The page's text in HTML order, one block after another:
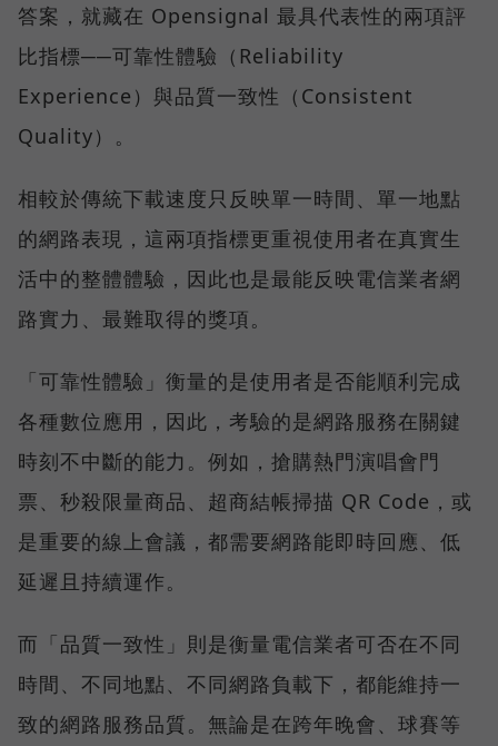
答案，就藏在 Opensignal 最具代表性的兩項評
比指標──可靠性體驗（Reliability
Experience）與品質一致性（Consistent
Quality）。
相較於傳統下載速度只反映單一時間、單一地點
的網路表現，這兩項指標更重視使用者在真實生
活中的整體體驗，因此也是最能反映電信業者網
路實力、最難取得的獎項。
「可靠性體驗」衡量的是使用者是否能順利完成
各種數位應用，因此，考驗的是網路服務在關鍵
時刻不中斷的能力。例如，搶購熱門演唱會門
票、秒殺限量商品、超商結帳掃描 QR Code，或
是重要的線上會議，都需要網路能即時回應、低
延遲且持續運作。
而「品質一致性」則是衡量電信業者可否在不同
時間、不同地點、不同網路負載下，都能維持一
致的網路服務品質。無論是在跨年晚會、球賽等